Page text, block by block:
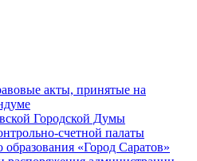
акты, принятые на
Городской Думы
счетной палаты
«Город Саратов»